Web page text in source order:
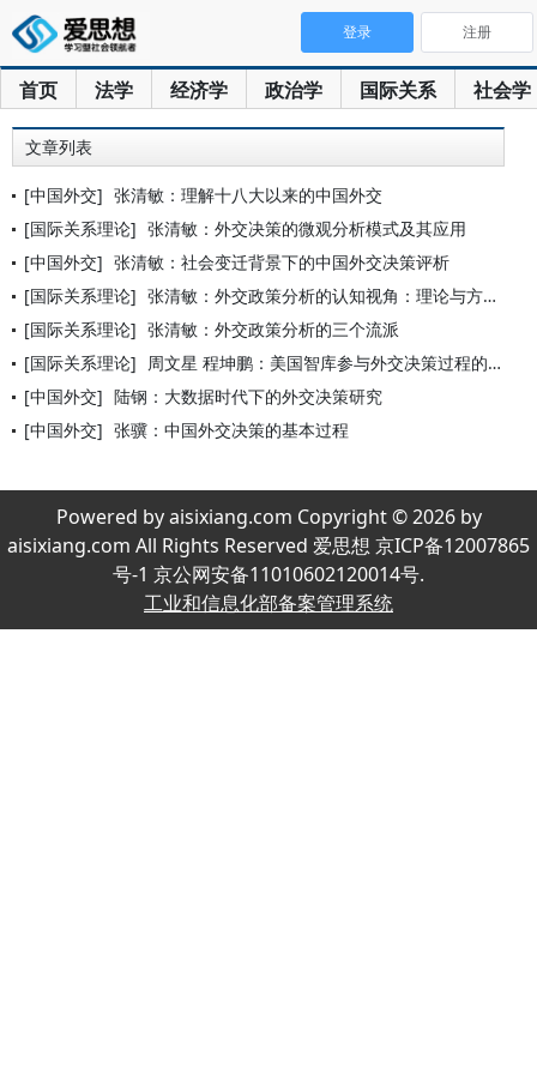
首页 法学 经济学 政治学 国际关系 社会学
登录 注册
文章列表
[中国外交] 张清敏：理解十八大以来的中国外交
[国际关系理论] 张清敏：外交决策的微观分析模式及其应用
[中国外交] 张清敏：社会变迁背景下的中国外交决策评析
[国际关系理论] 张清敏：外交政策分析的认知视角：理论与方法
[国际关系理论] 张清敏：外交政策分析的三个流派
[国际关系理论] 周文星 程坤鹏：美国智库参与外交决策过程的路径与影响： 以对
[中国外交] 陆钢：大数据时代下的外交决策研究
[中国外交] 张骥：中国外交决策的基本过程
Powered by aisixiang.com Copyright © 2026 by
aisixiang.com All Rights Reserved 爱思想 京ICP备12007865
号-1 京公网安备11010602120014号.
工业和信息化部备案管理系统